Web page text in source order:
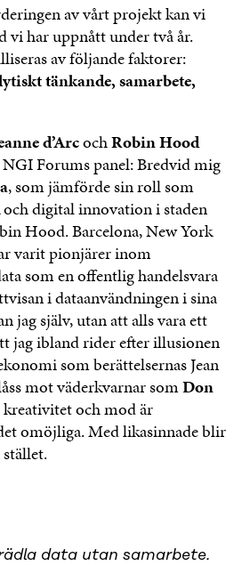
av vårt projekt kan vi
vi har uppnått under två år.
av följande faktorer:
tänkande, samarbete,
d’ArcochRobin Hood
Forums panel: Bredvid mig
, som jämförde sin roll som
digital innovation i staden
Hood. Barcelona, New York
varit pionjärer inom
som en offentlig handelsvara
i dataanvändningen i sina
jag själv, utan att alls vara ett
jag ibland rider efter illusionen
som berättelsernas Jean
mot väderkvarnar somDon
och mod är
omöjliga. Med likasinnade blir
data utan samarbete.